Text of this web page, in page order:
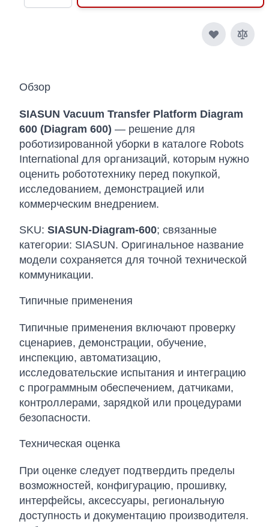
Обзор
SIASUN Vacuum Transfer Platform Diagram
600 (Diagram 600) — решение для
роботизированной уборки в каталоге Robots
International для организаций, которым нужно
оценить робототехнику перед покупкой,
исследованием, демонстрацией или
коммерческим внедрением.
SKU: SIASUN-Diagram-600; связанные
категории: SIASUN. Оригинальное название
модели сохраняется для точной технической
коммуникации.
Типичные применения
Типичные применения включают проверку
сценариев, демонстрации, обучение,
инспекцию, автоматизацию,
исследовательские испытания и интеграцию
с программным обеспечением, датчиками,
контроллерами, зарядкой или процедурами
безопасности.
Техническая оценка
При оценке следует подтвердить пределы
возможностей, конфигурацию, прошивку,
интерфейсы, аксессуары, региональную
доступность и документацию производителя.